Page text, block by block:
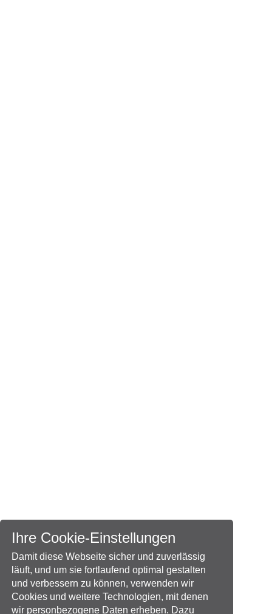
Ihre Cookie-Einstellungen
Damit diese Webseite sicher und zuverlässig
läuft, und um sie fortlaufend optimal gestalten
und verbessern zu können, verwenden wir
Cookies und weitere Technologien, mit denen
wir personbezogene Daten erheben. Dazu